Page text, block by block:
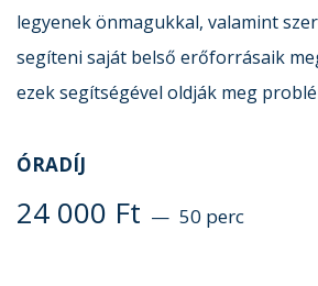
legyenek önmagukkal, valamint
segíteni saját belső erőforrásaik
ezek segítségével oldják meg
ÓRADÍJ
24 000 Ft 50 perc